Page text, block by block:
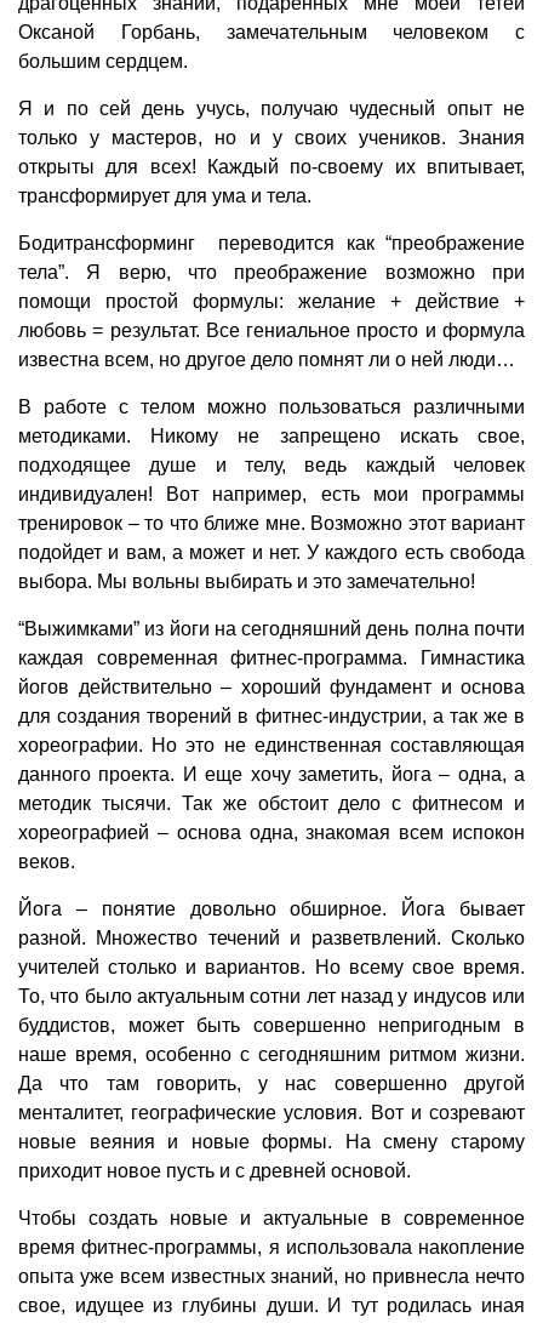
Оксаной Горбань, замечательным человеком с
большим сердцем.
Я и по сей день учусь, получаю чудесный опыт не
только у мастеров, но и у своих учеников. Знания
открыты для всех! Каждый по-своему их впитывает,
трансформирует для ума и тела.
Бодитрансформинг переводится как “преображение
тела”. Я верю, что преображение возможно при
помощи простой формулы: желание + действие +
любовь = результат. Все гениальное просто и формула
известна всем, но другое дело помнят ли о ней люди…
В работе с телом можно пользоваться различными
методиками. Никому не запрещено искать свое,
подходящее душе и телу, ведь каждый человек
индивидуален! Вот например, есть мои программы
тренировок – то что ближе мне. Возможно этот вариант
подойдет и вам, а может и нет. У каждого есть свобода
выбора. Мы вольны выбирать и это замечательно!
“Выжимками” из йоги на сегодняшний день полна почти
каждая современная фитнес-программа. Гимнастика
йогов действительно – хороший фундамент и основа
для создания творений в фитнес-индустрии, а так же в
хореографии. Но это не единственная составляющая
данного проекта. И еще хочу заметить, йога – одна, а
методик тысячи. Так же обстоит дело с фитнесом и
хореографией – основа одна, знакомая всем испокон
веков.
Йога – понятие довольно обширное. Йога бывает
разной. Множество течений и разветвлений. Сколько
учителей столько и вариантов. Но всему свое время.
То, что было актуальным сотни лет назад у индусов или
буддистов, может быть совершенно непригодным в
наше время, особенно с сегодняшним ритмом жизни.
Да что там говорить, у нас совершенно другой
менталитет, географические условия. Вот и созревают
новые веяния и новые формы. На смену старому
приходит новое пусть и с древней основой.
Чтобы создать новые и актуальные в современное
время фитнес-программы, я использовала накопление
опыта уже всем известных знаний, но привнесла нечто
свое, идущее из глубины души. И тут родилась иная